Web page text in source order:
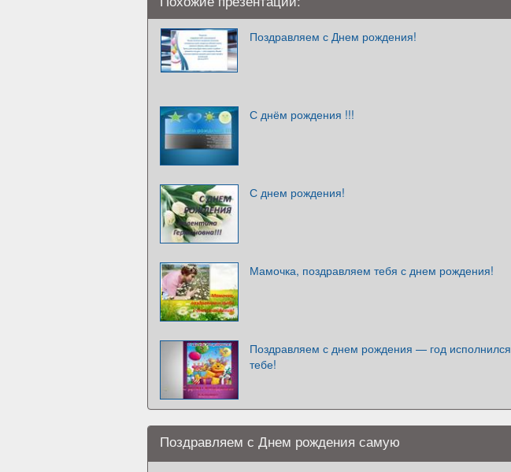
Поздравляем с Днем рождения!
С днём рождения !!!
С днем рождения!
Мамочка, поздравляем тебя с днем рождения!
Поздравляем с днем рождения — год исполнился
тебе!
Поздравляем с Днем рождения самую